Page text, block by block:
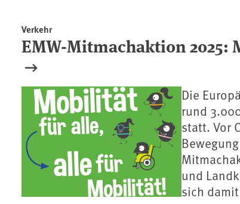
Verkehr
EMW-Mitmachaktion
Die
rund
statt. Vor
und
sich